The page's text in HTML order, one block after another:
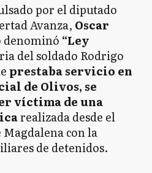
por el diputado
Avanza, Oscar
denominó “Ley
del soldado Rodrigo
prestaba servicio en
de Olivos, se
víctima de una
realizada desde el
con la
de detenidos.